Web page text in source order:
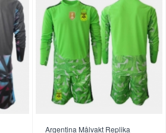
Argentina Målvakt Replika